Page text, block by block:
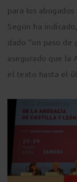
para los
Según ha
dado “un paso
asegurado que la
el texto hasta el